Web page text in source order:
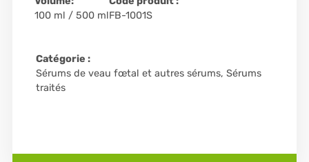
100 ml / 500 mlFB-1001S
Catégorie :
Sérums de veau fœtal et autres sérums, Sérums
traités